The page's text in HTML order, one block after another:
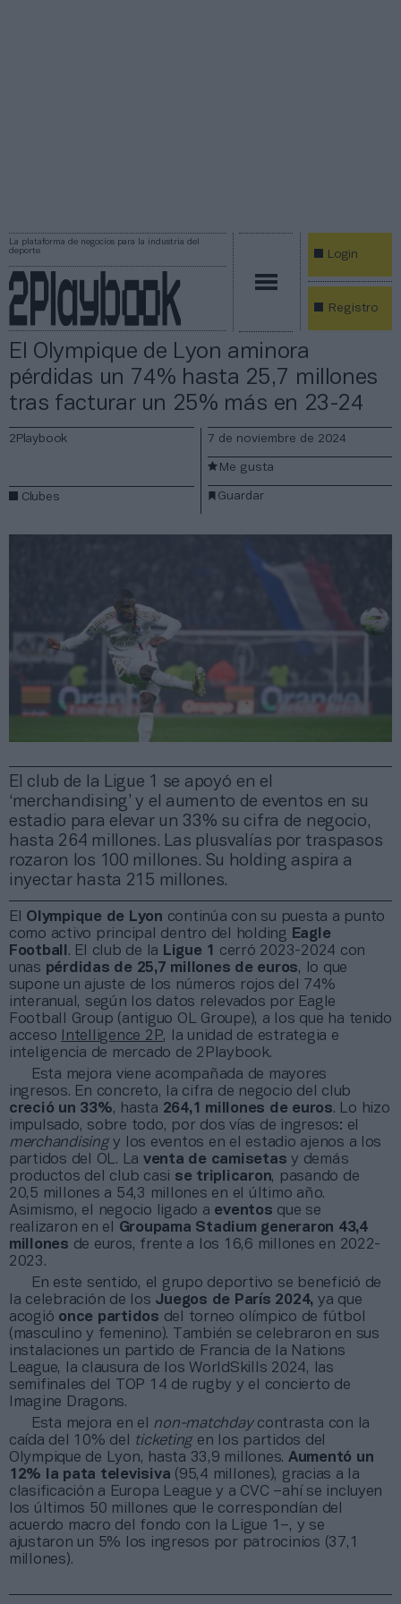
La plataforma de negocios para la industria del
deporte
Login
Registro
El Olympique de Lyon aminora
pérdidas un 74% hasta 25,7 millones
tras facturar un 25% más en 23-24
El club de la Ligue 1 se apoyó en el
‘merchandising’ y el aumento de eventos en su
estadio para elevar un 33% su cifra de negocio,
hasta 264 millones. Las plusvalías por traspasos
rozaron los 100 millones. Su holding aspira a
inyectar hasta 215 millones.
2Playbook
Clubes
7 de noviembre de 2024
Guardar
Me gusta
El Olympique de Lyon continúa con su puesta a punto
como activo principal dentro del holding
Eagle
Football . El club de la Ligue 1 cerró 2023-2024 con
unas pérdidas de 25,7 millones de euros, lo que
supone un ajuste de los números rojos del 74%
interanual, según los datos relevados por Eagle
Football Group (antiguo OL Groupe), a los que ha tenido
acceso
Intelligence 2P, la unidad de estrategia e
inteligencia de mercado de 2Playbook.
Esta mejora viene acompañada de mayores
ingresos. En concreto, la cifra de negocio del club
creció un 33%, hasta 264,1 millones de euros. Lo hizo
impulsado, sobre todo, por dos vías de ingresos: el
merchandisingy los eventos en el estadio ajenos a los
partidos del OL. La venta de camisetas y demás
productos del club casi se triplicaron, pasando de
20,5 millones a 54,3 millones en el último año.
Asimismo, el negocio ligado a eventos que se
realizaron en el Groupama Stadium generaron 43,4
millones de euros, frente a los 16,6 millones en 2022-
2023.
En este sentido, el grupo deportivo se benefició de
la celebración de los Juegos de París 2024, ya que
acogió once partidos del torneo olímpico de fútbol
(masculino y femenino). También se celebraron en sus
instalaciones un partido de Francia de la Nations
League, la clausura de los WorldSkills 2024, las
semifinales del TOP 14 de rugby y el concierto de
Imagine Dragons.
Esta mejora en el
non-matchdaycontrasta con la
caída del 10% del
ticketing en los partidos del
Olympique de Lyon, hasta 33,9 millones. Aumentó un
12% la pata televisiva (95,4 millones), gracias a la
clasificación a Europa League y a CVC –ahí se incluyen
los últimos 50 millones que le correspondían del
acuerdo macro del fondo con la Ligue 1–, y se
ajustaron un 5% los ingresos por patrocinios (37,1
millones).